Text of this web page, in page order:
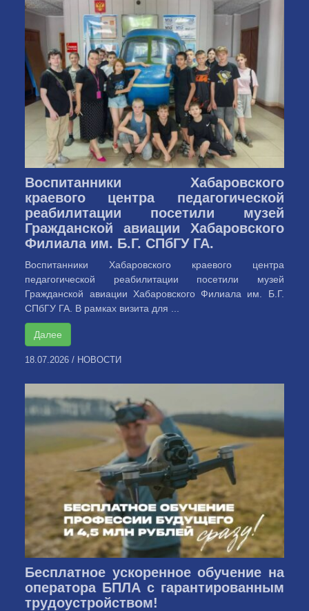
Воспитанники Хабаровского
краевого центра педагогической
реабилитации посетили музей
Гражданской авиации Хабаровского
Филиала им. Б.Г. СПбГУ ГА.
Воспитанники Хабаровского краевого центра
педагогической реабилитации посетили музей
Гражданской авиации Хабаровского Филиала им. Б.Г.
СПбГУ ГА. В рамках визита для ...
Далее
18.07.2026 / НОВОСТИ
Бесплатное ускоренное обучение на
оператора БПЛА с гарантированным
трудоустройством!